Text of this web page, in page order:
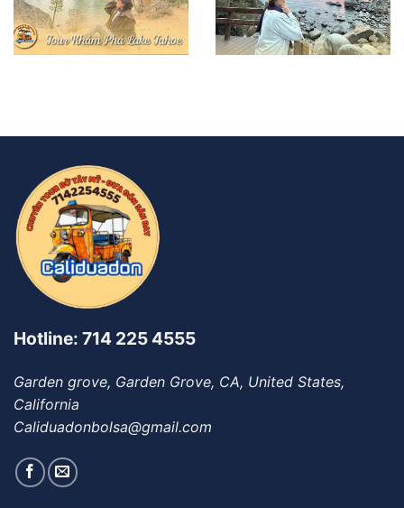
Hotline: 714 225 4555
Garden grove, Garden Grove, CA, United States,
California
Caliduadonbolsa@gmail.com